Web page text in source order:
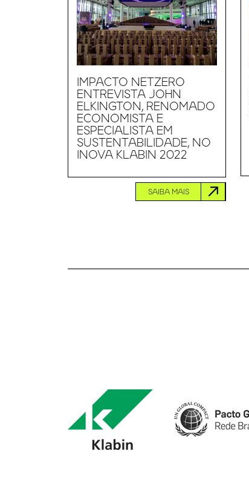
IMPACTO NETZERO
ENTREVISTA JOHN
ELKINGTON, RENOMADO
ECONOMISTA E
ESPECIALISTA EM
SUSTENTABILIDADE, NO
INOVA KLABIN 2022
SAIBA MAIS